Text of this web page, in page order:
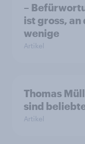
–
ist gross,
wenige
Artikel
Thomas
sind
Artikel